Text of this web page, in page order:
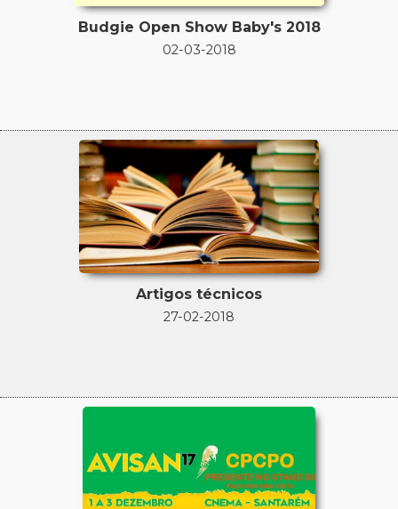
Budgie Open Show Baby's 2018
02-03-2018
Artigos técnicos
27-02-2018